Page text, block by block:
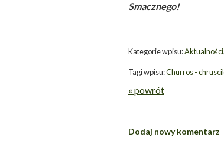
Smacznego!
Kategorie wpisu:Aktualności,
Tagi wpisu:Churros -
« powrót
Dodaj nowy komentarz